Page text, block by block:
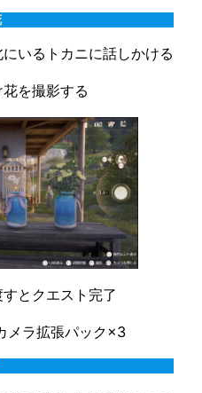
いるトカニに話しかける
を撮影する
とクエスト完了
メラ拡張パック×3